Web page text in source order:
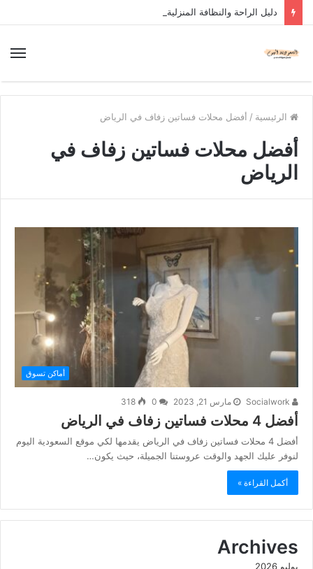
دليل الراحة والنظافة المنزلية
الرئيسية / أفضل محلات فساتين زفاف في الرياض
أفضل محلات فساتين زفاف في
الرياض
أماكن تسوق
مارس 21, 2023 318
أفضل 4 محلات فساتين زفاف في الرياض
أفضل 4 محلات فساتين زفاف في الرياض يقدمها لكي موقع السعودية اليوم
لنوفر عليك الجهد والوقت عروستنا الجميلة، حيث يكون…
أكمل القراءة »
Archives
يوليو 2026